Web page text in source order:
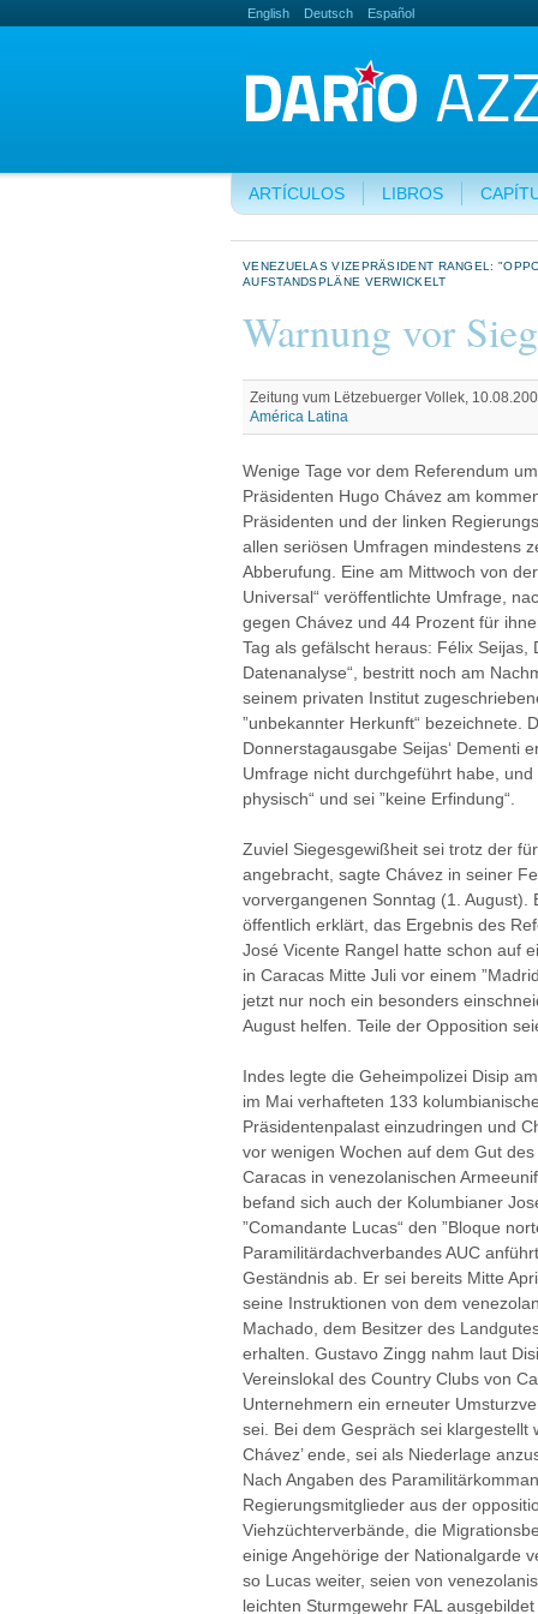
English Deutsch Español
ARTÍCULOS LIBROS
VENEZUELAS VIZEPRÄSIDENT RANGEL:
AUFSTANDSPLÄNE VERWICKELT
Warnung vor
Zeitung vum Lëtzebuerger Vollek,
América Latina
Wenige Tage vor dem Referendum
Präsidenten Hugo Chávez am
Präsidenten und der linken
allen seriösen Umfragen mindestens
Abberufung. Eine am Mittwoch von
Universal“ veröffentlichte Umfrage,
gegen Chávez und 44 Prozent für
Tag als gefälscht heraus: Félix Seijas,
Datenanalyse“, bestritt noch am
seinem privaten Institut
”unbekannter Herkunft“ bezeichnete.
Donnerstagausgabe Seijas‘ Dementi
Umfrage nicht durchgeführt habe,
physisch“ und sei ”keine Erfindung“.
Zuviel Siegesgewißheit sei trotz der
angebracht, sagte Chávez in seiner
vorvergangenen Sonntag (1. August).
öffentlich erklärt, das Ergebnis des
José Vicente Rangel hatte schon auf
in Caracas Mitte Juli vor einem
jetzt nur noch ein besonders
August helfen. Teile der Opposition
Indes legte die Geheimpolizei Disip
im Mai verhafteten 133
Präsidentenpalast einzudringen und
vor wenigen Wochen auf dem Gut
Caracas in venezolanischen
befand sich auch der Kolumbianer
”Comandante Lucas“ den ”Bloque
Paramilitärdachverbandes AUC
Geständnis ab. Er sei bereits Mitte
seine Instruktionen von dem
Machado, dem Besitzer des
erhalten. Gustavo Zingg nahm laut
Vereinslokal des Country Clubs von
Unternehmern ein erneuter
sei. Bei dem Gespräch sei klargestellt
Chávez’ ende, sei als Niederlage
Nach Angaben des
Regierungsmitglieder aus der
Viehzüchterverbände, die
einige Angehörige der Nationalgarde
so Lucas weiter, seien von
leichten Sturmgewehr FAL